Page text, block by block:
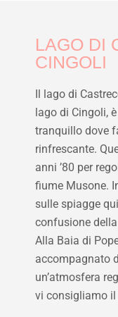
LAGO DI
CINGOLI
Il lago di
lago di Cingoli,
tranquillo dove
rinfrescante.
anni ’80 per
fiume Musone.
sulle spiagge
confusione
Alla Baia di
accompagnato
un’atmosfera
vi consigliamo il